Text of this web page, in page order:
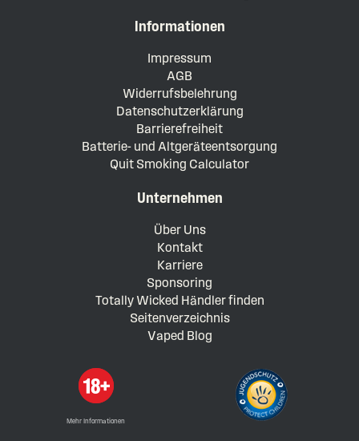
Informationen
Impressum
AGB
Widerrufsbelehrung
Datenschutzerklärung
Barrierefreiheit
Batterie- und Altgeräteentsorgung
Quit Smoking Calculator
Unternehmen
Über Uns
Kontakt
Karriere
Sponsoring
Totally Wicked Händler finden
Seitenverzeichnis
Vaped Blog
Mehr Informationen